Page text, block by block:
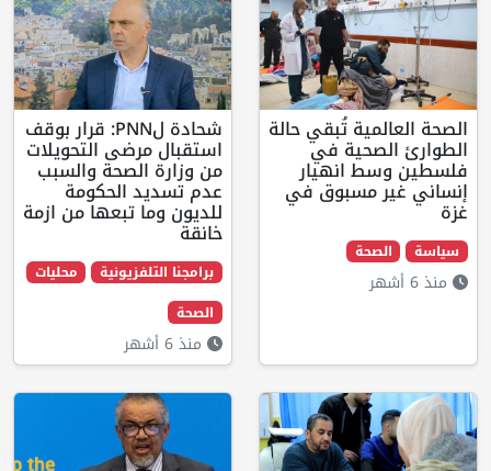
تُبقي حالة
في
انهيار
مسبوق في
شحادة لPNN: قرار بوقف
استقبال مرضى التحويلات
من وزارة الصحة والسبب
عدم تسديد الحكومة
للديون وما تبعها من ازمة
برامجنا التلفزيونية
محليات